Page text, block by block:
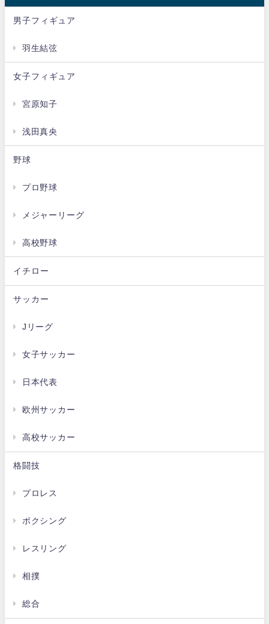
男子フィギュア
羽生結弦
女子フィギュア
宮原知子
浅田真央
野球
プロ野球
メジャーリーグ
高校野球
イチロー
サッカー
Jリーグ
女子サッカー
日本代表
欧州サッカー
高校サッカー
格闘技
プロレス
ボクシング
レスリング
相撲
総合